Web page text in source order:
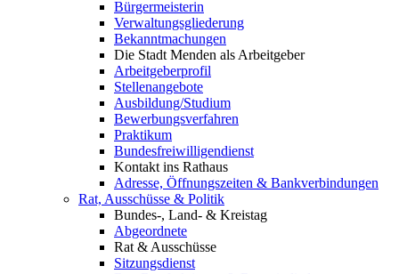
Bürgermeisterin
Verwaltungsgliederung
Bekanntmachungen
Die Stadt Menden als Arbeitgeber
Arbeitgeberprofil
Stellenangebote
Ausbildung/Studium
Bewerbungsverfahren
Praktikum
Bundesfreiwilligendienst
Kontakt ins Rathaus
Adresse, Öffnungszeiten & Bankverbindungen
Rat, Ausschüsse & Politik
Bundes-, Land- & Kreistag
Abgeordnete
Rat & Ausschüsse
Sitzungsdienst